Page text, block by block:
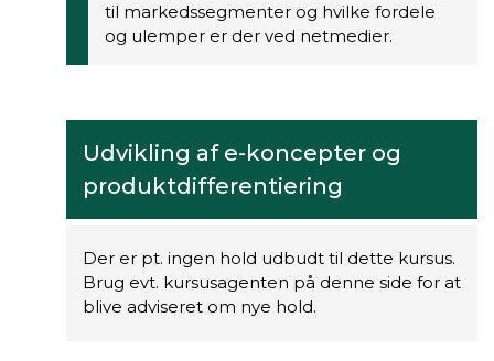
til markedssegmenter og hvilke fordele
og ulemper er der ved netmedier.
Udvikling af e-koncepter og
produktdifferentiering
Der er pt. ingen hold udbudt til dette kursus.
Brug evt. kursusagenten på denne side for at
blive adviseret om nye hold.